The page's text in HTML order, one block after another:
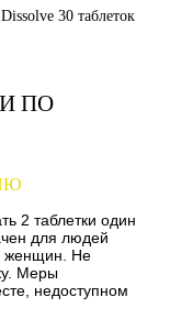
30 таблеток
ПО
2 таблетки один
для людей
женщин. Не
Меры
недоступном